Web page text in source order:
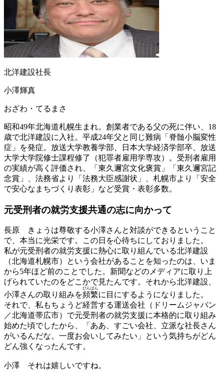
北洋建設社長
小澤輝真
おざわ・てるまさ
昭和49年北海道札幌生まれ。創業者である父の死に伴い、18
歳で北洋建設に入社。平成24年父と同じ難病「脊髄小脳変性
症」を発症。放送大学教養学部、日本大学経済学部卒、放送
大学大学院修士課程修了（犯罪者雇用学専攻）。受刑者雇用
の実績が高く評価され、「東久邇宮文化褒賞」「東久邇宮記
念賞」、法務省より「法務大臣感謝状」、札幌市より「安全
で安心なまちづくり表彰」など受賞・表彰多数。
元受刑者の就労支援共通の志に向かって
長原 きょうは尊敬する小澤さんと対談ができるということ
で、本当に光栄です。この日を心待ちにしておりました。
私が元受刑者の就労支援に熱心に取り組んでいる北洋建設
（北海道札幌市）という会社があることを知ったのは、いま
から5年ほど前のことでした。新聞などのメディアに取り上
げられていたのをどこかで見たんです。それから北洋建設、
小澤さんの取り組みを頻繁
ひんぱん
に目にするようになりました。
それで、私もちょうど経営する運送会社（ドリームジャパン
／北海道帯広市）で元受刑者の就労支援に本格的に取り組み
始めた頃でしたから、「ああ、すごい会社、立派な社長さん
がいるんだな。一度お会いしてみたい」という気持ちがどん
どん強くなったんです。
小澤 それは嬉しいですね。